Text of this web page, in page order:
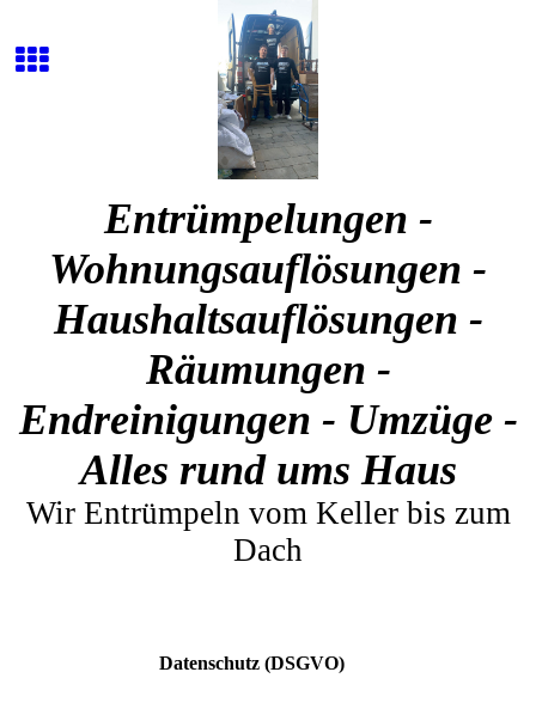
Entrümpelungen -
Wohnungsauflösungen -
Haushaltsauflösungen -
Räumungen -
Endreinigungen - Umzüge -
Alles rund ums Haus
Wir Entrümpeln vom Keller bis zum
Dach
Datenschutz (DSGVO)Haftung für nhalte